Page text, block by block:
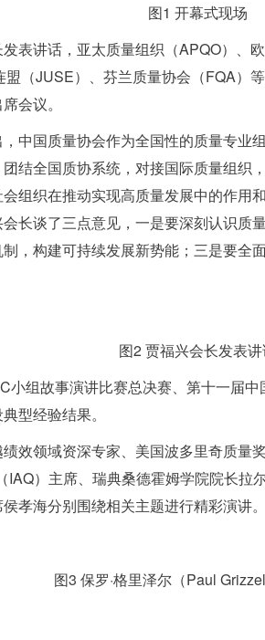
图1 开幕式现场
表讲话，亚太质量组织（APQO）、
（JUSE）、芬兰质量协会（FQA）
会议。
中国质量协会作为全国性的质量专业
结全国质协系统，对接国际质量组织
组织在推动实现高质量发展中的作用
长谈了三点意见，一是要深刻认识质
，构建可持续发展新势能；三是要全
图2 贾福兴会长发表
小组故事演讲比赛总决赛、第十一届
型经验结果。
效领域资深专家、美国波多里奇质量
）主席、瑞典桑德霍姆学院院长拉
孝海分别围绕相关主题进行精彩演讲。
图3 保罗·格里泽尔（Paul